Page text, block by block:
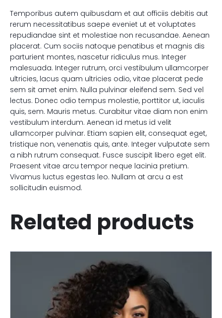
Temporibus autem quibusdam et aut officiis debitis aut
rerum necessitatibus saepe eveniet ut et voluptates
repudiandae sint et molestiae non recusandae. Aenean
placerat. Cum sociis natoque penatibus et magnis dis
parturient montes, nascetur ridiculus mus. Integer
malesuada. Integer rutrum, orci vestibulum ullamcorper
ultricies, lacus quam ultricies odio, vitae placerat pede
sem sit amet enim. Nulla pulvinar eleifend sem. Sed vel
lectus. Donec odio tempus molestie, porttitor ut, iaculis
quis, sem. Mauris metus. Curabitur vitae diam non enim
vestibulum interdum. Aenean id metus id velit
ullamcorper pulvinar. Etiam sapien elit, consequat eget,
tristique non, venenatis quis, ante. Integer vulputate sem
a nibh rutrum consequat. Fusce suscipit libero eget elit.
Praesent vitae arcu tempor neque lacinia pretium.
Vivamus luctus egestas leo. Nullam at arcu a est
sollicitudin euismod.
Related products